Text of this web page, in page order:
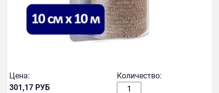
Цена:
301,17 РУБ
Количество: